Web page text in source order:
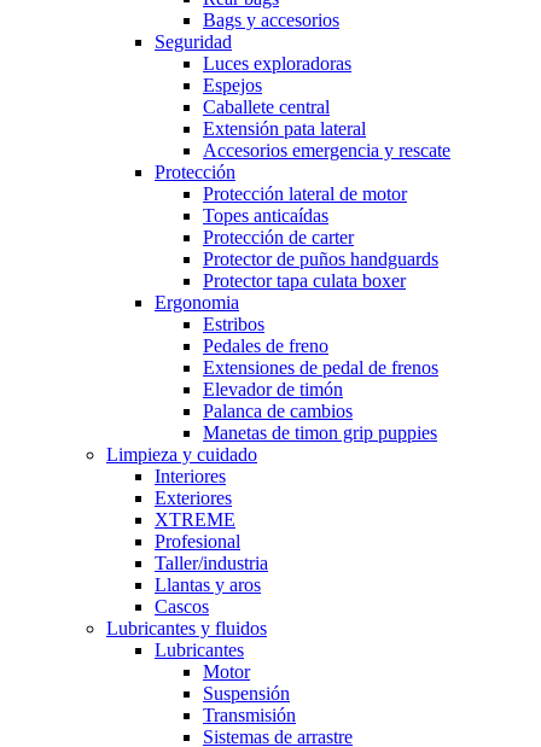
Bags y accesorios
Seguridad
Luces exploradoras
Espejos
Caballete central
Extensión pata lateral
Accesorios emergencia y rescate
Protección
Protección lateral de motor
Topes anticaídas
Protección de carter
Protector de puños handguards
Protector tapa culata boxer
Ergonomia
Estribos
Pedales de freno
Extensiones de pedal de frenos
Elevador de timón
Palanca de cambios
Manetas de timon grip puppies
Limpieza y cuidado
Interiores
Exteriores
XTREME
Profesional
Taller/industria
Llantas y aros
Cascos
Lubricantes y fluidos
Lubricantes
Motor
Suspensión
Transmisión
Sistemas de arrastre